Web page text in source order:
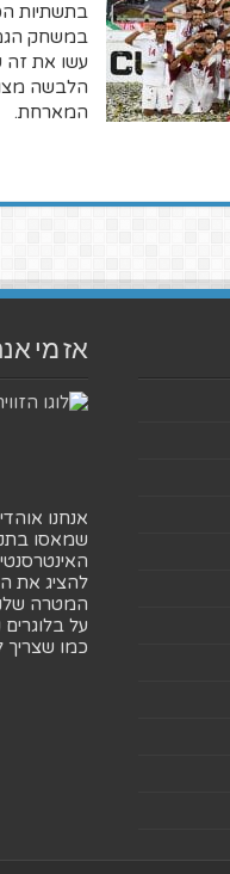
בתשתיות
במשחק
עשו את זה
הלבשה
המארחת.
אז מי
אנחנו
שמאסו
להציג את
המטרה
על
כמו שצריך